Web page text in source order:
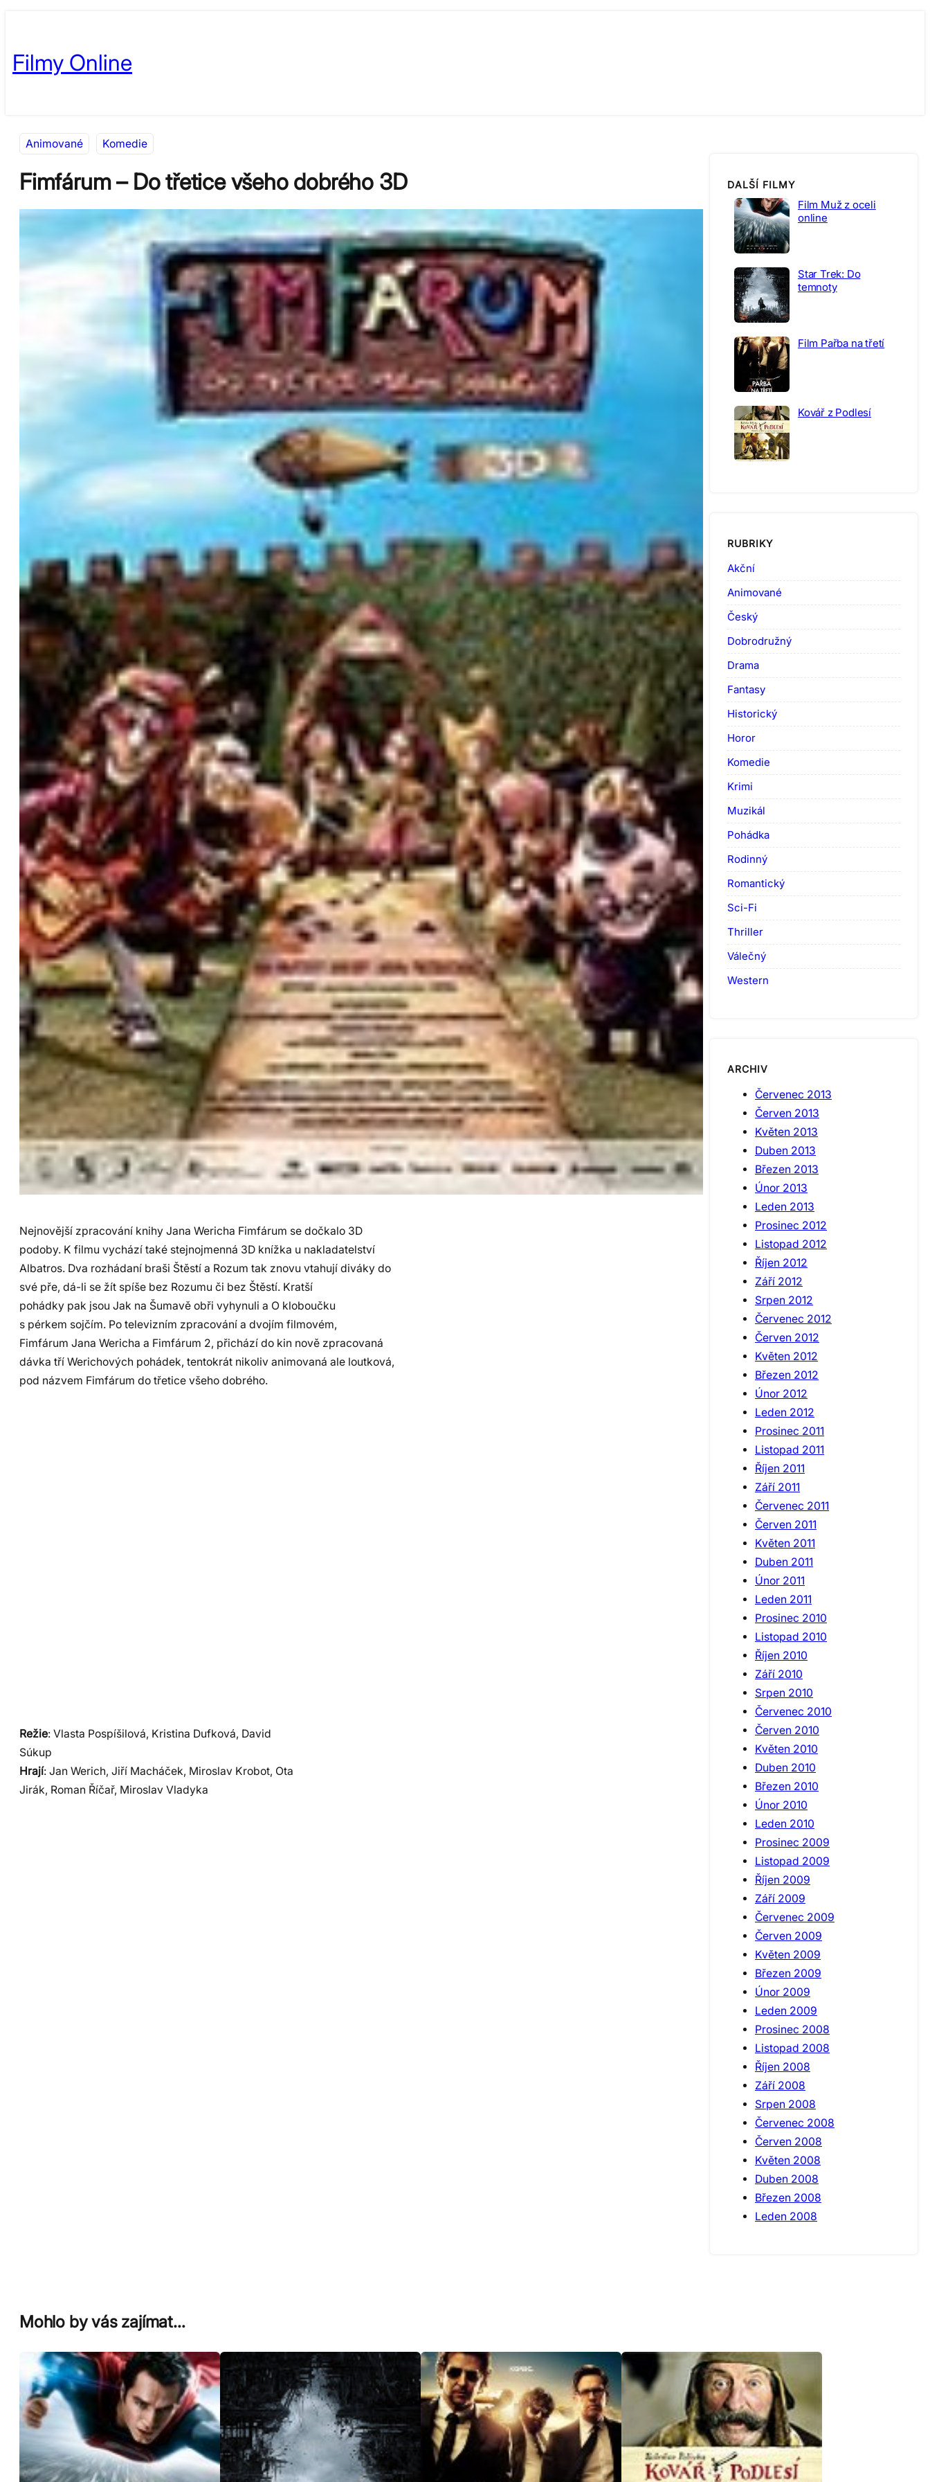
obsah
content
Filmy Online
Animované Komedie
Fimfárum – Do třetice všeho dobrého 3D
Nejnovější zpracování knihy Jana Wericha Fimfárum se dočkalo 3D
podoby. K filmu vychází také stejnojmenná 3D knížka u nakladatelství
Albatros. Dva rozhádaní braši Štěstí a Rozum tak znovu vtahují diváky do
své pře, dá-li se žít spíše bez Rozumu či bez Štěstí. Kratší
pohádky pak jsou Jak na Šumavě obři vyhynuli a O kloboučku
s pérkem sojčím. Po televizním zpracování a dvojím filmovém,
Fimfárum Jana Wericha a Fimfárum 2, přichází do kin nově zpracovaná
dávka tří Werichových pohádek, tentokrát nikoliv animovaná ale loutková,
pod názvem Fimfárum do třetice všeho dobrého.
Režie: Vlasta Pospíšilová, Kristina Dufková, David
Súkup
Hrají: Jan Werich, Jiří Macháček, Miroslav Krobot, Ota
Jirák, Roman Říčař, Miroslav Vladyka
DALŠÍ FILMY
Film Muž z oceli
online
Star Trek: Do
temnoty
Film Pařba na třetí
Kovář z Podlesí
RUBRIKY
Akční
Animované
Český
Dobrodružný
Drama
Fantasy
Historický
Horor
Komedie
Krimi
Muzikál
Pohádka
Rodinný
Romantický
Sci-Fi
Thriller
Válečný
Western
ARCHIV
Červenec 2013
Červen 2013
Květen 2013
Duben 2013
Březen 2013
Únor 2013
Leden 2013
Prosinec 2012
Listopad 2012
Říjen 2012
Září 2012
Srpen 2012
Červenec 2012
Červen 2012
Květen 2012
Březen 2012
Únor 2012
Leden 2012
Prosinec 2011
Listopad 2011
Říjen 2011
Září 2011
Červenec 2011
Červen 2011
Květen 2011
Duben 2011
Únor 2011
Leden 2011
Prosinec 2010
Listopad 2010
Říjen 2010
Září 2010
Srpen 2010
Červenec 2010
Červen 2010
Květen 2010
Duben 2010
Březen 2010
Únor 2010
Leden 2010
Prosinec 2009
Listopad 2009
Říjen 2009
Září 2009
Červenec 2009
Červen 2009
Květen 2009
Březen 2009
Únor 2009
Leden 2009
Prosinec 2008
Listopad 2008
Říjen 2008
Září 2008
Srpen 2008
Červenec 2008
Červen 2008
Květen 2008
Duben 2008
Březen 2008
Leden 2008
Mohlo by vás zajímat…